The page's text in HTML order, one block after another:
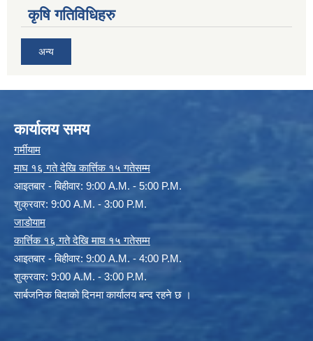
कृषि गतिविधिहरु
अन्य
कार्यालय समय
गर्मीयाम
माघ १६ गते देखि कार्त्तिक १५ गतेसम्म
आइतबार - बिहीवार: 9:00 A.M. - 5:00 P.M.
शुक्रवार: 9:00 A.M. - 3:00 P.M.
जाडोयाम
कार्त्तिक १६ गते देखि माघ १५ गतेसम्म
आइतबार - बिहीवार: 9:00 A.M. - 4:00 P.M.
शुक्रवार: 9:00 A.M. - 3:00 P.M.
सार्बजनिक बिदाको दिनमा कार्यालय बन्द रहने छ ।